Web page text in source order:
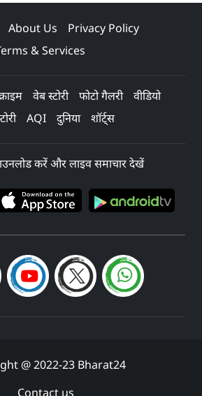
About Us
Privacy Policy
& Services
वेब स्टोरी फोटो गैलरी
वीडियो
AQI दुनिया शॉर्ट्स
करें और लाइव समाचार देखें
@ 2022-23 Bharat24
Contact us